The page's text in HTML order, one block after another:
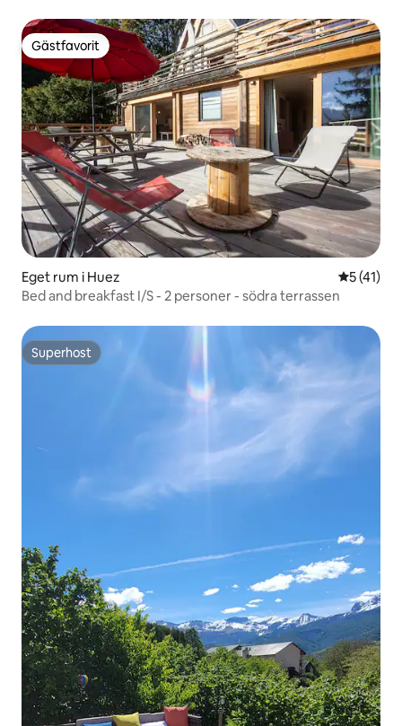
Gästfavorit
Gästfavorit
Eget rum i Huez 5 av 5 i
5 (41)
Bed and breakfast I/S - 2 personer - södra terrassen
Superhost
Superhost